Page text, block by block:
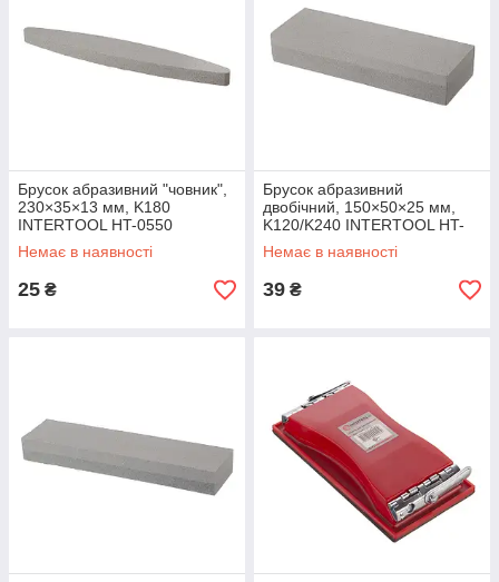
Брусок абразивний "човник",
230×35×13 мм, K180
INTERTOOL HT-0550
Немає в наявності
25 ₴
Брусок абразивний
двобічний, 150×50×25 мм,
K120/K240 INTERTOOL HT-
0551
Немає в наявності
39 ₴